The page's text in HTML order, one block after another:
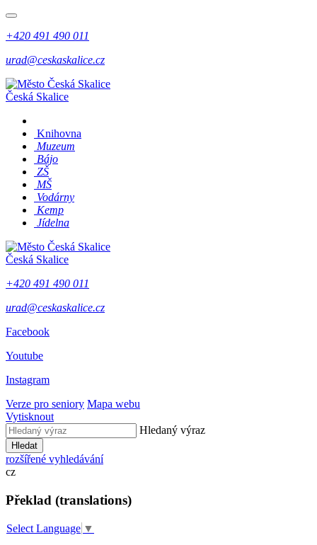
+420 491 490 011
urad@ceskaskalice.cz
Česká Skalice
Knihovna
Muzeum
Bájo
ZŠ
MŠ
Vodárny
Kemp
Jídelna
Česká Skalice
+420 491 490 011
urad@ceskaskalice.cz
Facebook
Youtube
Instagram
Verze pro seniory Mapa webu
Vytisknout
Hledaný výraz
Hledat
rozšířené vyhledávání
cz
Překlad (translations)
Select Language ▼